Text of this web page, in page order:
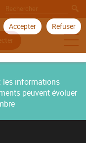
Accepter Refuser
les informations
peuvent évoluer